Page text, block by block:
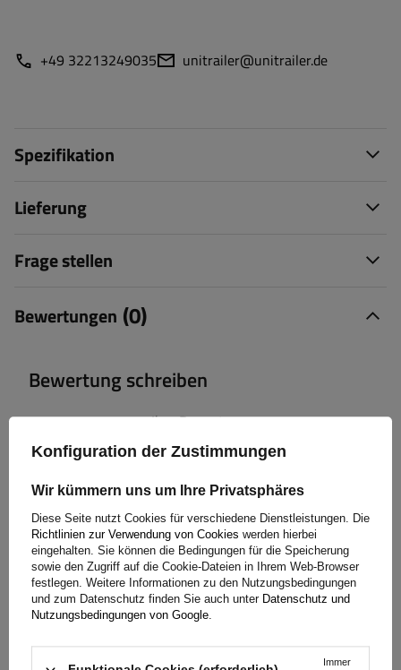
+49 32213249035 unitrailer@unitrailer.de
Spezifikation
Lieferung
Frage stellen
Bewertungen (0)
Bewertung schreiben
Ihre Bewertung:
5/5
Inhalt Ihrer Bewertung
Produktfoto hinzufügen:
Konfiguration der Zustimmungen
Wir kümmern uns um Ihre Privatsphäres
Diese Seite nutzt Cookies für verschiedene Dienstleistungen. Die
Richtlinien zur Verwendung von Cookies werden hierbei
eingehalten. Sie können die Bedingungen für die Speicherung
sowie den Zugriff auf die Cookie-Dateien in Ihrem Web-Browser
festlegen. Weitere Informationen zu den Nutzungsbedingungen
und zum Datenschutz finden Sie auch unter Datenschutz und
Nutzungsbedingungen von Google.
Immer